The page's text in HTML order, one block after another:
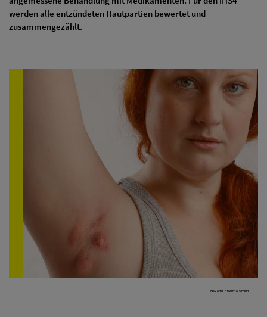
werden alle entzündeten Hautpartien bewertet und
zusammengezählt.
Novartis Pharma GmbH